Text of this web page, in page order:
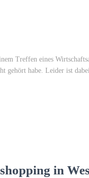
Treffen eines
gehört habe. Leider ist
in